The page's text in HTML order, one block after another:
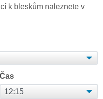
k bleskům naleznete v
Čas